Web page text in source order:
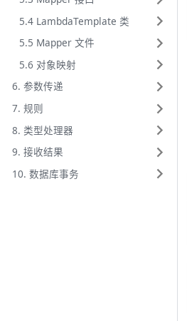
5.4 LambdaTemplate 类
5.5 Mapper 文件
5.6 对象映射
6. 参数传递
7. 规则
8. 类型处理器
9. 接收结果
10. 数据库事务